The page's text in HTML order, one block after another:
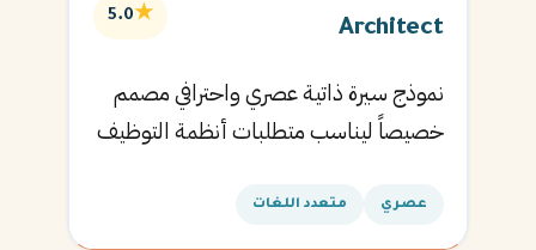
Architect
★
5.0
نموذج سيرة ذاتية عصري واحترافي مصمم
خصيصاً ليناسب متطلبات أنظمة التوظيف
القادمة.
عصري متعدد اللغات